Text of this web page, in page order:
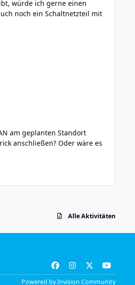
noch ein Schaltnetzteil mit
anschließen? Oder wäre es
Alle Aktivitäten
a
n
o
Powered byInvision Community